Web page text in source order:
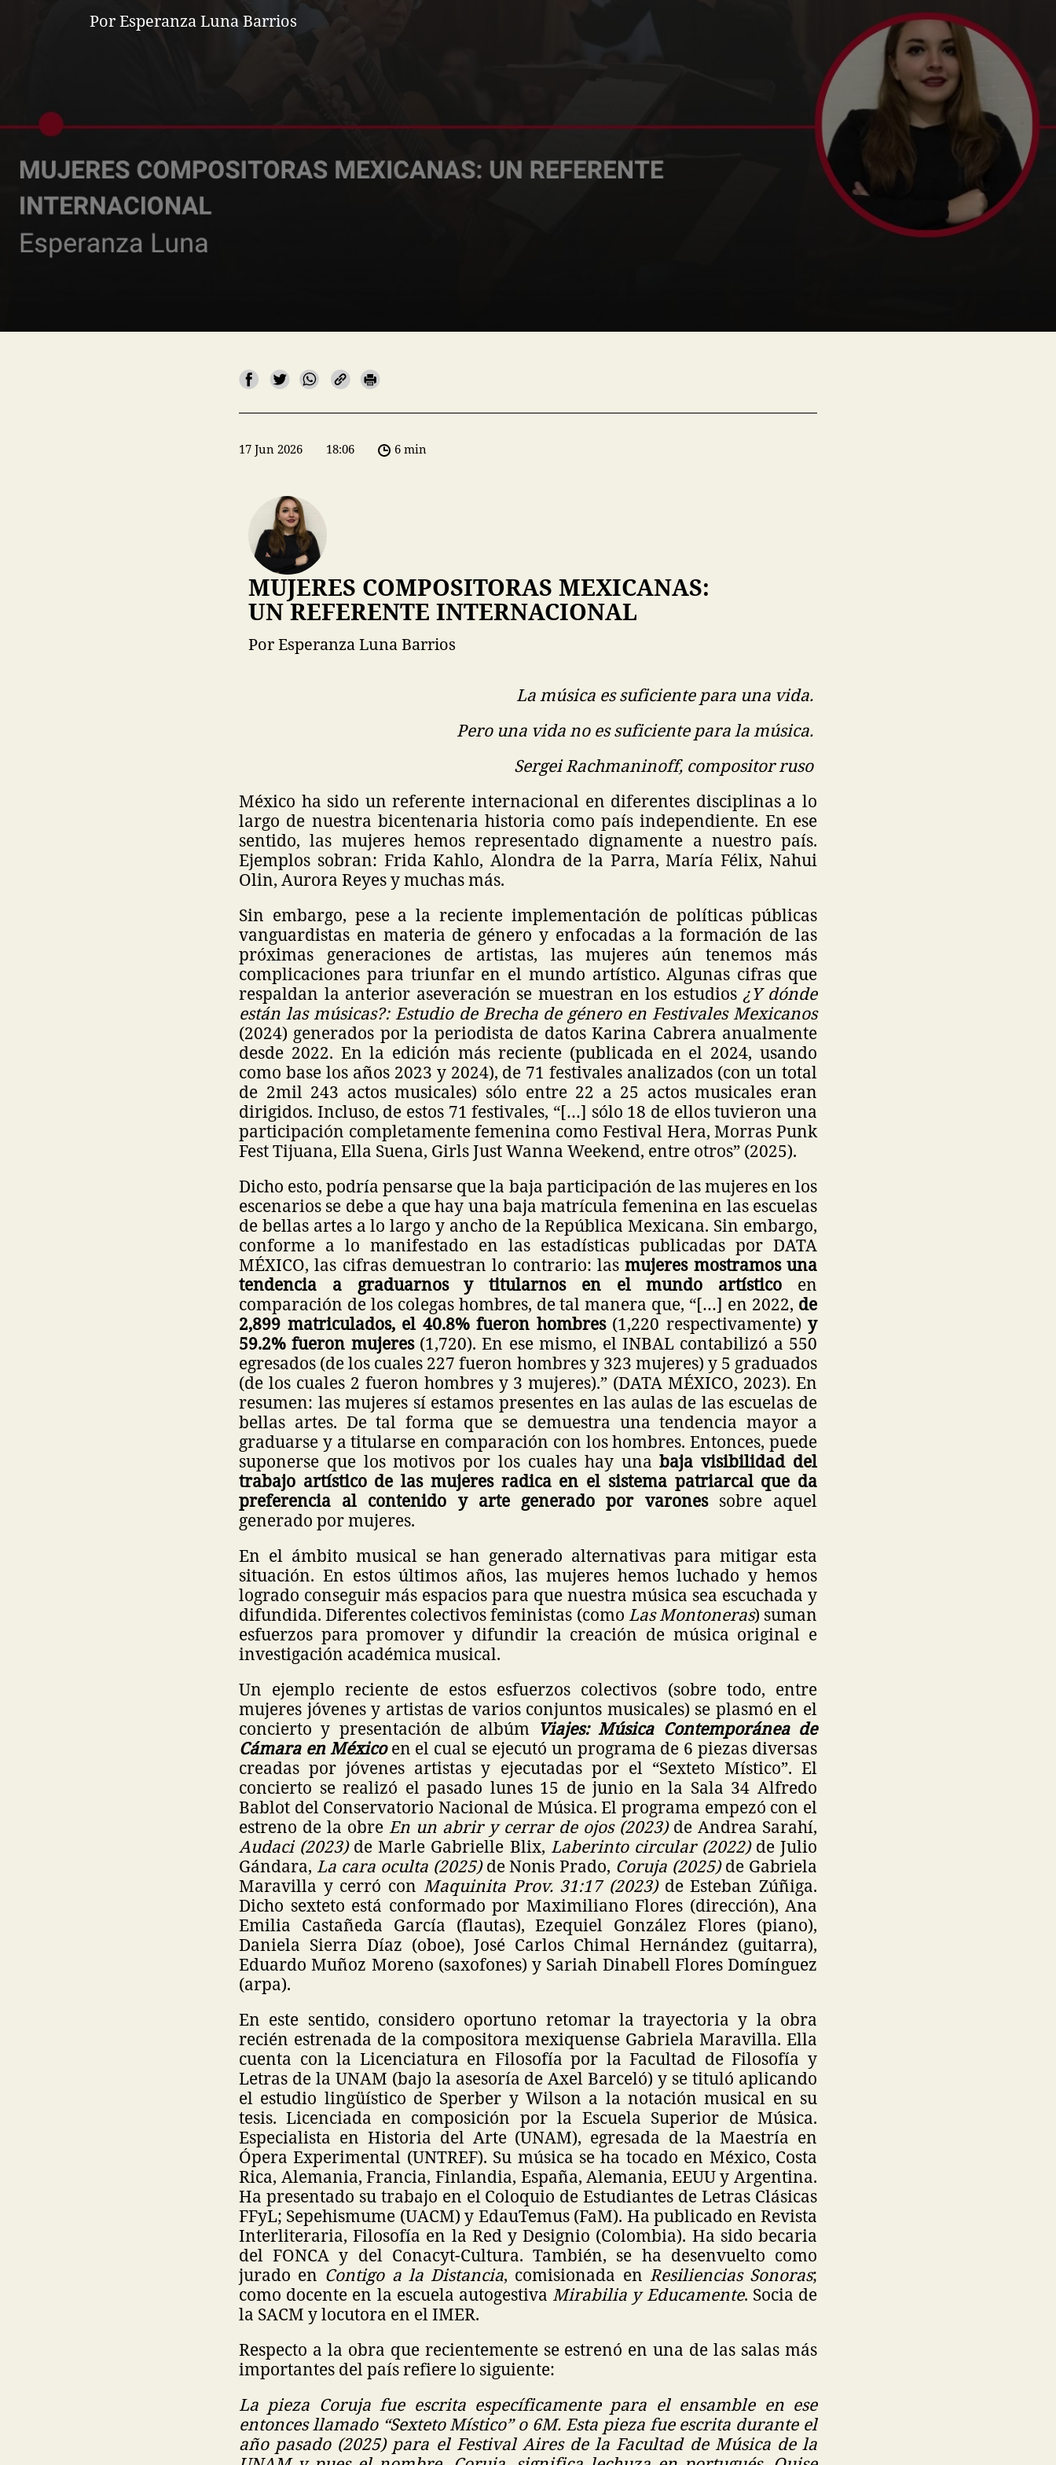
Por Esperanza Luna Barrios
17 Jun 2026 18:06 6 min
MUJERES COMPOSITORAS MEXICANAS:
UN REFERENTE INTERNACIONAL
Por Esperanza Luna Barrios
La música es suficiente para una vida.
Pero una vida no es suficiente para la música.
Sergei Rachmaninoff, compositor ruso
México ha sido un referente internacional en diferentes disciplinas a lo
largo de nuestra bicentenaria historia como país independiente. En ese
sentido, las mujeres hemos representado dignamente a nuestro país.
Ejemplos sobran: Frida Kahlo, Alondra de la Parra, María Félix, Nahui
Olin, Aurora Reyes y muchas más.
Sin embargo, pese a la reciente implementación de políticas públicas
vanguardistas en materia de género y enfocadas a la formación de las
próximas generaciones de artistas, las mujeres aún tenemos más
complicaciones para triunfar en el mundo artístico. Algunas cifras que
respaldan la anterior aseveración se muestran en los estudios ¿Y dónde
están las músicas?: Estudio de Brecha de género en Festivales Mexicanos
(2024) generados por la periodista de datos Karina Cabrera anualmente
desde 2022. En la edición más reciente (publicada en el 2024, usando
como base los años 2023 y 2024), de 71 festivales analizados (con un total
de 2mil 243 actos musicales) sólo entre 22 a 25 actos musicales eran
dirigidos. Incluso, de estos 71 festivales, “[…] sólo 18 de ellos tuvieron una
participación completamente femenina como Festival Hera, Morras Punk
Fest Tijuana, Ella Suena, Girls Just Wanna Weekend, entre otros” (2025).
Dicho esto, podría pensarse que la baja participación de las mujeres en los
escenarios se debe a que hay una baja matrícula femenina en las escuelas
de bellas artes a lo largo y ancho de la República Mexicana. Sin embargo,
conforme a lo manifestado en las estadísticas publicadas por DATA
MÉXICO, las cifras demuestran lo contrario: lasmujeres mostramos una
tendencia a graduarnos y titularnos en el mundo artístico en
comparación de los colegas hombres, de tal manera que, “[…] en 2022, de
2,899 matriculados, el 40.8% fueron hombres(1,220 respectivamente) y
59.2% fueron mujeres(1,720). En ese mismo, el INBAL contabilizó a 550
egresados (de los cuales 227 fueron hombres y 323 mujeres) y 5 graduados
(de los cuales 2 fueron hombres y 3 mujeres).” (DATA MÉXICO, 2023). En
resumen: las mujeres sí estamos presentes en las aulas de las escuelas de
bellas artes. De tal forma que se demuestra una tendencia mayor a
graduarse y a titularse en comparación con los hombres. Entonces, puede
suponerse que los motivos por los cuales hay unabaja visibilidad del
trabajo artístico de las mujeres radica en el sistema patriarcal que da
preferencia al contenido y arte generado por varonessobre aquel
generado por mujeres.
En el ámbito musical se han generado alternativas para mitigar esta
situación. En estos últimos años, las mujeres hemos luchado y hemos
logrado conseguir más espacios para que nuestra música sea escuchada y
difundida. Diferentes colectivos feministas (como Las Montoneras) suman
esfuerzos para promover y difundir la creación de música original e
investigación académica musical.
Un ejemplo reciente de estos esfuerzos colectivos (sobre todo, entre
mujeres jóvenes y artistas de varios conjuntos musicales) se plasmó en el
concierto y presentación de albúm Viajes: Música Contemporánea de
Cámara en México en el cual se ejecutó un programa de 6 piezas diversas
creadas por jóvenes artistas y ejecutadas por el “Sexteto Místico”. El
concierto se realizó el pasado lunes 15 de junio en la Sala 34 Alfredo
Bablot del Conservatorio Nacional de Música. El programa empezó con el
estreno de la obre En un abrir y cerrar de ojos (2023) de Andrea Sarahí,
Audaci (2023) de Marle Gabrielle Blix, Laberinto circular (2022) de Julio
Gándara, La cara oculta (2025)de Nonis Prado, Coruja (2025)de Gabriela
Maravilla y cerró con Maquinita Prov. 31:17 (2023) de Esteban Zúñiga.
Dicho sexteto está conformado por Maximiliano Flores (dirección), Ana
Emilia Castañeda García (flautas), Ezequiel González Flores (piano),
Daniela Sierra Díaz (oboe), José Carlos Chimal Hernández (guitarra),
Eduardo Muñoz Moreno (saxofones) y Sariah Dinabell Flores Domínguez
(arpa).
En este sentido, considero oportuno retomar la trayectoria y la obra
recién estrenada de la compositora mexiquense Gabriela Maravilla. Ella
cuenta con la Licenciatura en Filosofía por la Facultad de Filosofía y
Letras de la UNAM (bajo la asesoría de Axel Barceló) y se tituló aplicando
el estudio lingüístico de Sperber y Wilson a la notación musical en su
tesis. Licenciada en composición por la Escuela Superior de Música.
Especialista en Historia del Arte (UNAM), egresada de la Maestría en
Ópera Experimental (UNTREF). Su música se ha tocado en México, Costa
Rica, Alemania, Francia, Finlandia, España, Alemania, EEUU y Argentina.
Ha presentado su trabajo en el Coloquio de Estudiantes de Letras Clásicas
FFyL; Sepehismume (UACM) y EdauTemus (FaM). Ha publicado en Revista
Interliteraria, Filosofía en la Red y Designio (Colombia). Ha sido becaria
del FONCA y del Conacyt-Cultura. También, se ha desenvuelto como
jurado en Contigo a la Distancia, comisionada en Resiliencias Sonoras;
como docente en la escuela autogestiva Mirabilia y Educamente. Socia de
la SACM y locutora en el IMER.
Respecto a la obra que recientemente se estrenó en una de las salas más
importantes del país refiere lo siguiente:
La pieza Coruja fue escrita específicamente para el ensamble en ese
entonces llamado “Sexteto Místico” o 6M. Esta pieza fue escrita durante el
año pasado (2025) para el Festival Aires de la Facultad de Música de la